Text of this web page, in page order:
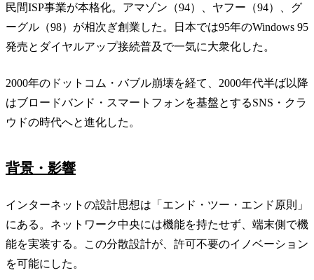
民間ISP事業が本格化。アマゾン（94）、ヤフー（94）、グ
ーグル（98）が相次ぎ創業した。日本では95年のWindows 95
発売とダイヤルアップ接続普及で一気に大衆化した。
2000年のドットコム・バブル崩壊を経て、2000年代半ば以降
はブロードバンド・スマートフォンを基盤とするSNS・クラ
ウドの時代へと進化した。
背景・影響
インターネットの設計思想は「エンド・ツー・エンド原則」
にある。ネットワーク中央には機能を持たせず、端末側で機
能を実装する。この分散設計が、許可不要のイノベーション
を可能にした。